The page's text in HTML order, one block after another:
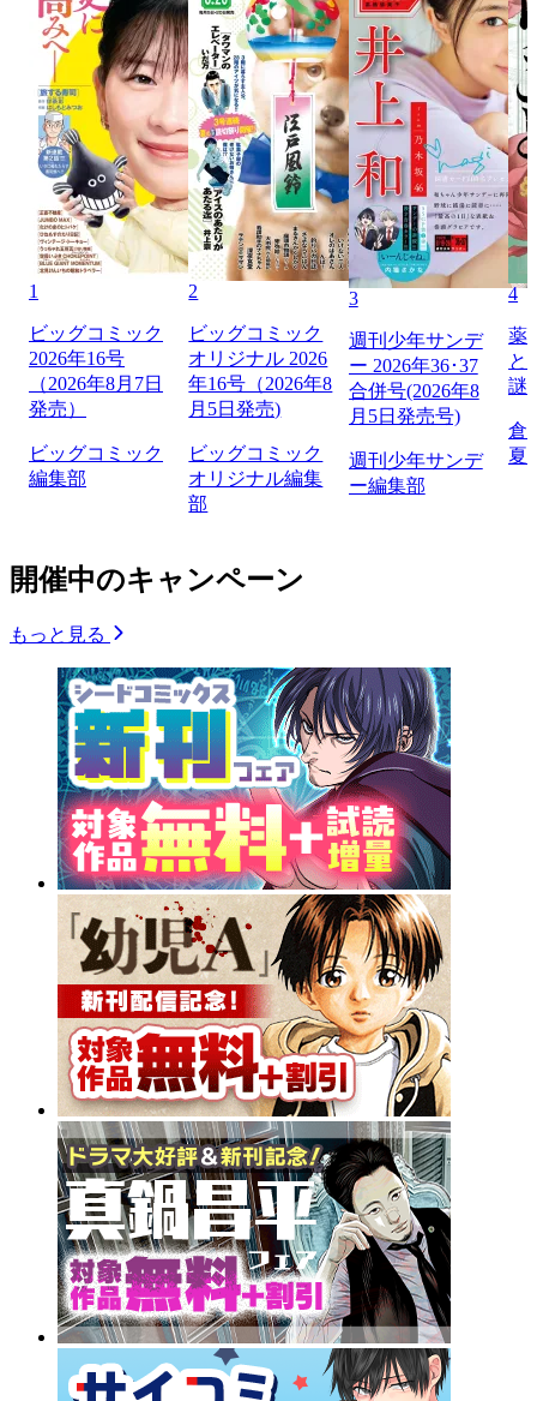
1
ビッグコミック
2026年16号
（2026年8月7日
発売）
ビッグコミック
編集部
2
ビッグコミック
オリジナル 2026
年16号（2026年8
月5日発売)
ビッグコミック
オリジナル編集
部
3
週刊少年サンデ
ー 2026年36･37
合併号(2026年8
月5日発売号)
週刊少年サンデ
ー編集部
4
薬
と
謎
倉
夏
開催中のキャンペーン
もっと見る